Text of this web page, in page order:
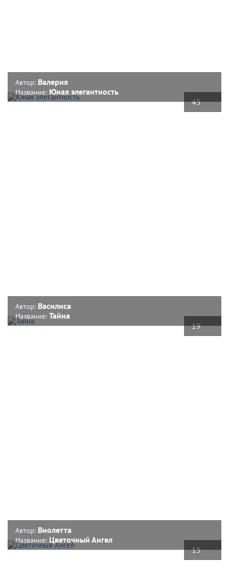
45
Автор: Валерия
Название: Юная элегантность
19
Автор: Василиса
Название: Тайна
15
Автор: Виолетта
Название: Цветочный Ангел